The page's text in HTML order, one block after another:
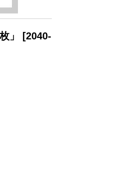
」 [2040-